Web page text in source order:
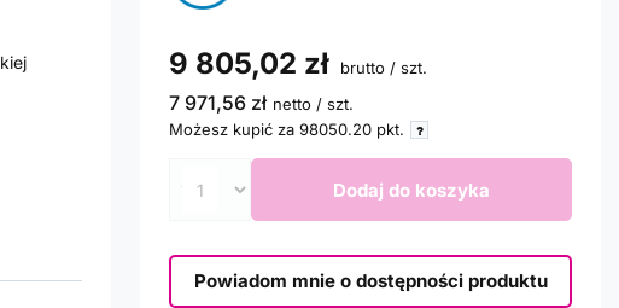
9 805,02 zł brutto / szt.
7 971,56 zł netto / szt.
Możesz kupić za 98050.20 pkt.
Dodaj do koszyka
Powiadom mnie o dostępności produktu